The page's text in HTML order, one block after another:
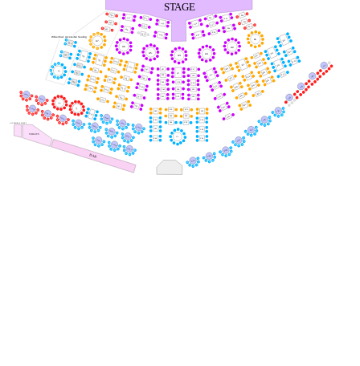
STAGE
VIP16.
VIP17.
VIP18.
VIP22.
VIP27.
VIP24.
VIP23.
VIP30.
VIP31.
VIP25.
VIP26.
VIP28.
VIP19.
VIP20.
S1.
S2.
VIP29.
S10.
VIP5.
VIP1.
VIP6.
VIP7.
VIP8.
VIP9.
VIP10.
VIP11.
VIP2.
VIP3.
VIP4.
BAR
TOILETS
Wheelchair Accessible Seating
C37.
C38.
C17.
C21.
C41.
C39.
C22.
C15.
C12.
B12.
B24.
B23.
B25.
B28.
B26.
B18.
B20.
B15.
B29.
B27.
B21.
B11.
B14.
B22.
B10.
C11.
B17.
B16.
B30.
C14.
C16.
D21.
D12.
C48.
C50.
D14.
D11.
D29.
D25.
D27.
D16.
D17.
D20.
D18.
D19.
D2.
C47.
D15.
D10.
C49.
C51.
D23.
D22.
D26.
D28.
D24.
D30.
A24.
A29.
A30.
A31.
A27.
A28.
A26. A22.
A25.
A4.
A2.
A3.
A5.
A6.
A7. A1.
C31.
C34.
C43.
C36.
C44.
C35. C32.
C33.
C23.
C24.
A20.
A16.
A17.
A18.
A19.
A14.
A10.
A11.
A12.
A15.